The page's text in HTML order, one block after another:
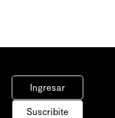
Ingresar
Suscribite